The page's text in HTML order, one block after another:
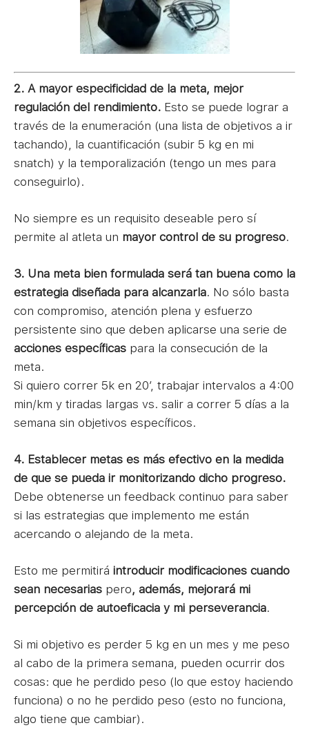
2. A mayor especificidad de la meta, mejor
regulación del rendimiento. Esto se puede lograr a
través de la enumeración (una lista de objetivos a ir
tachando), la cuantificación (subir 5 kg en mi
snatch) y la temporalización (tengo un mes para
conseguirlo).
No siempre es un requisito deseable pero sí
permite al atleta un mayor control de su progreso.
3. Una meta bien formulada será tan buena como la
estrategia diseñada para alcanzarla. No sólo basta
con compromiso, atención plena y esfuerzo
persistente sino que deben aplicarse una serie de
acciones específicas para la consecución de la
meta.
Si quiero correr 5k en 20′, trabajar intervalos a 4:00
min/km y tiradas largas vs. salir a correr 5 días a la
semana sin objetivos específicos.
4. Establecer metas es más efectivo en la medida
de que se pueda ir monitorizando dicho progreso.
Debe obtenerse un feedback continuo para saber
si las estrategias que implemento me están
acercando o alejando de la meta.
Esto me permitirá introducir modificaciones cuando
sean necesarias pero, además, mejorará mi
percepción de autoeficacia y mi perseverancia.
Si mi objetivo es perder 5 kg en un mes y me peso
al cabo de la primera semana, pueden ocurrir dos
cosas: que he perdido peso (lo que estoy haciendo
funciona) o no he perdido peso (esto no funciona,
algo tiene que cambiar).